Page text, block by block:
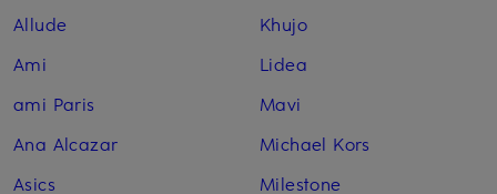
Allude
Ami
ami Paris
Ana Alcazar
Asics
Khujo
Lidea
Mavi
Michael Kors
Milestone